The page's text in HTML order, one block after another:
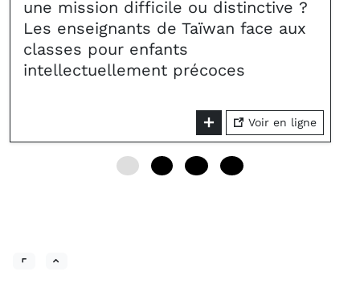
une mission difficile ou distinctive ?
Les enseignants de Taïwan face aux
classes pour enfants
intellectuellement précoces
Voir en ligne